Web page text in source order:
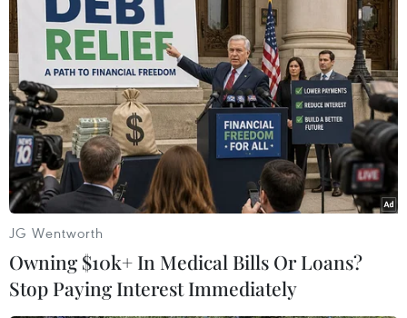
Theo dõi VietnamPlus
TIN LIÊN QUAN
JG Wentworth
Owning $10k+ In Medical Bills Or Loans?
Stop Paying Interest Immediately